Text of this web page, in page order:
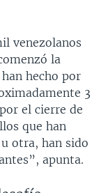
venezolanos
la
hecho por
3
el cierre de
que han
otra, han sido
apunta.